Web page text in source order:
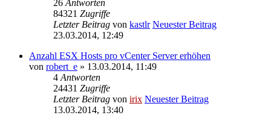
26 Antworten
84321 Zugriffe
Letzter Beitrag von kastlr Neuester Beitrag
23.03.2014, 12:49
Anzahl ESX Hosts pro vCenter Server erhöhen
von robert_e » 13.03.2014, 11:49
4 Antworten
24431 Zugriffe
Letzter Beitrag von irix Neuester Beitrag
13.03.2014, 13:40